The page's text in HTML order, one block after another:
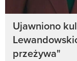
Ujawniono
przeżywa"